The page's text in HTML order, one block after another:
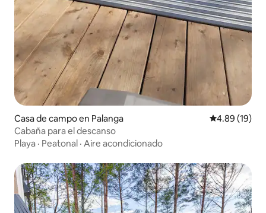
Casa de campo en Palanga Calificación
4.89 (19)
Cabaña para el descanso
Playa · Peatonal · Aire acondicionado